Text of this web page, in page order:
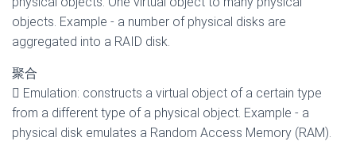
objects. Example - a number of physical disks are
aggregated into a RAID disk.
聚合
 Emulation: constructs a virtual object of a certain type
from a different type of a physical object. Example - a
physical disk emulates a Random Access Memory (RAM).